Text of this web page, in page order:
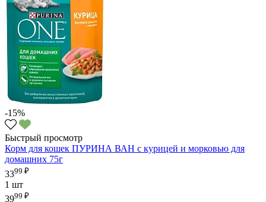
-15%
Быстрый просмотр
Корм для кошек ПУРИНА ВАН с курицей и морковью для
домашних 75г
3399 ₽
1 шт
3999 ₽